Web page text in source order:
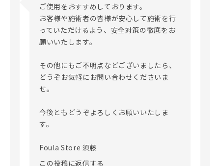
ご使用をおすすめしております。
お客様や施術者の皆様が安心して施術を行
っていただけるよう、安全対策の徹底をお
願いいたします。
その他にもご不明点などございましたら、
どうぞお気軽にお問い合わせくださいま
せ。
今後ともどうぞよろしくお願いいたしま
す。
Foula Store 須藤
この投稿に返信する